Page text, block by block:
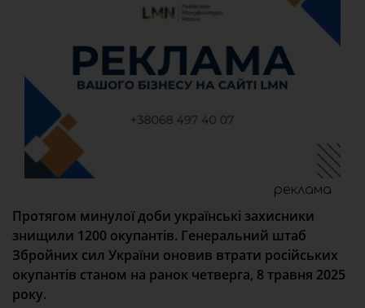
реклама
Протягом минулої доби українські захисники
знищили 1200 окупантів. Генеральний штаб
Збройних сил України оновив втрати російських
окупантів станом на ранок четверга, 8 травня 2025
року.